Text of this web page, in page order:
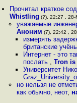
Прочитал краткое
Whistling (?), 22:27 ,
уважаемые
Аноним (7), 22:42 ,
измерять
британские
Интернет - это
послать , Tron
Университет
но нельзя не
как обычно, неот,